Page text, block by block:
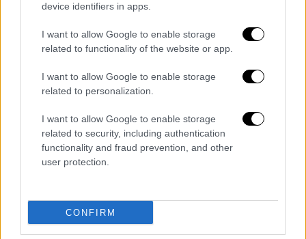
device identifiers in apps.
I want to allow Google to enable storage
related to functionality of the website or app.
I want to allow Google to enable storage
related to personalization.
I want to allow Google to enable storage
related to security, including authentication
functionality and fraud prevention, and other
user protection.
CONFIRM
Οι κατηγορίες που βαραίνουν τον 61χρονο
είναι αυτές τουσυστηματικού βιασμού και
ξυλοδαρμού, αλλά και η κράτησητου
θύματός παρά τη θέλησή του. Θα οδηγηθεί
ενώπιον του εισαγγελέα.
Τα σχολιά σας δημοσιεύονται άμεσα με δική σας ευθύνη. Το
ΕΘΝΟΣ θα παρεμβαίνει και τα προσβλητικά σχόλια θα
διαγράφονται